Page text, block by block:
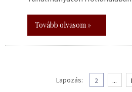
Tovább olvasom »
Lapozás: 2 ...